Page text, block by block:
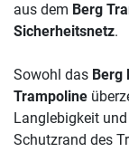
aus dem Berg
Sicherheitsnetz.
Sowohl das Berg
Trampoline
Langlebigkeit
Schutzrand des